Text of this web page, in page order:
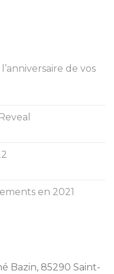
de vos
en 2021
Bazin, 85290 Saint-